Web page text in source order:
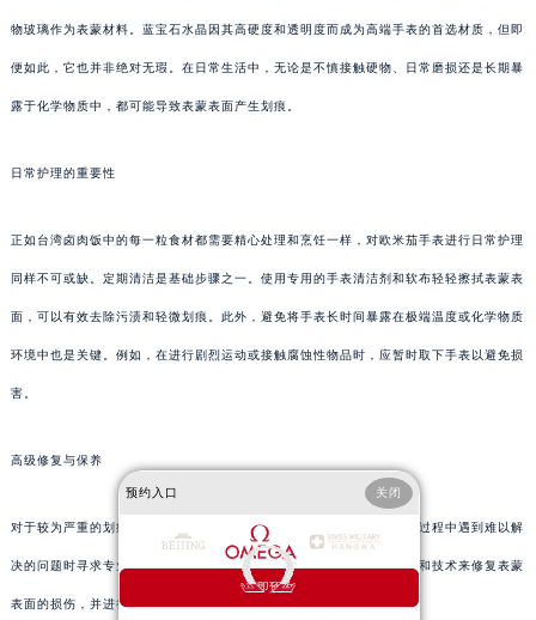
物玻璃作为表蒙材料。蓝宝石水晶因其高硬度和透明度而成为高端手表的首选材质，但即
便如此，它也并非绝对无瑕。在日常生活中，无论是不慎接触硬物、日常磨损还是长期暴
露于化学物质中，都可能导致表蒙表面产生划痕。
日常护理的重要性
正如台湾卤肉饭中的每一粒食材都需要精心处理和烹饪一样，对欧米茄手表进行日常护理
同样不可或缺。定期清洁是基础步骤之一。使用专用的手表清洁剂和软布轻轻擦拭表蒙表
面，可以有效去除污渍和轻微划痕。此外，避免将手表长时间暴露在极端温度或化学物质
环境中也是关键。例如，在进行剧烈运动或接触腐蚀性物品时，应暂时取下手表以避免损
害。
高级修复与保养
对于较为严重的划痕或损伤，则需要寻求专业维修服务。这就像在烹饪过程中遇到难以解
决的问题时寻求专业厨师的帮助一样。专业的维修技师会使用精细工具和技术来修复表蒙
表面的损伤，并进行必要的抛光处理以恢复其原有的光泽和美观。
预约入口 关闭
立即预约